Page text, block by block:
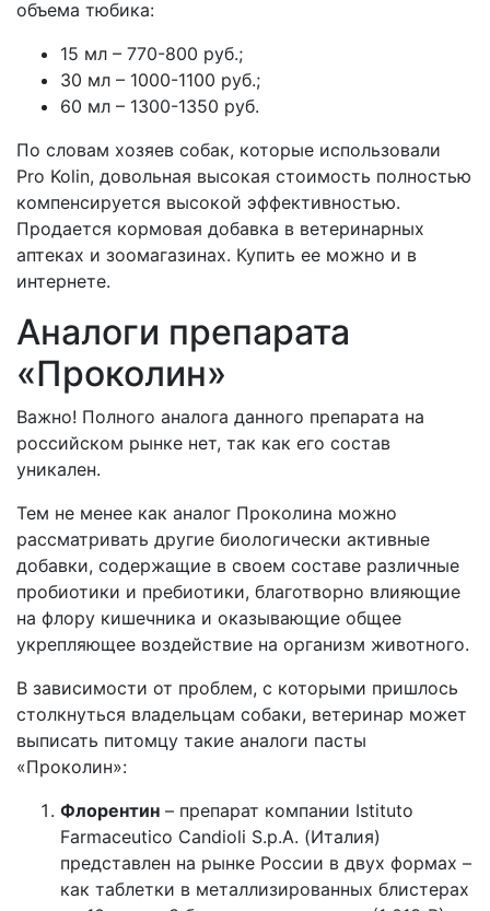
объема тюбика:
15 мл – 770-800 руб.;
30 мл – 1000-1100 руб.;
60 мл – 1300-1350 руб.
По словам хозяев собак, которые использовали
Pro Kolin, довольная высокая стоимость полностью
компенсируется высокой эффективностью.
Продается кормовая добавка в ветеринарных
аптеках и зоомагазинах. Купить ее можно и в
интернете.
Аналоги препарата
«Проколин»
Важно! Полного аналога данного препарата на
российском рынке нет, так как его состав
уникален.
Тем не менее как аналог Проколина можно
рассматривать другие биологически активные
добавки, содержащие в своем составе различные
пробиотики и пребиотики, благотворно влияющие
на флору кишечника и оказывающие общее
укрепляющее воздействие на организм животного.
В зависимости от проблем, с которыми пришлось
столкнуться владельцам собаки, ветеринар может
выписать питомцу такие аналоги пасты
«Проколин»:
Флорентин – препарат компании Istituto
Farmaceutico Candioli S.p.A. (Италия)
представлен на рынке России в двух формах –
как таблетки в металлизированных блистерах